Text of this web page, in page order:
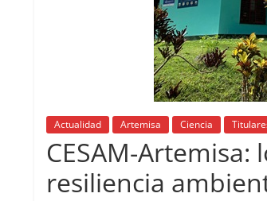
Actualidad Artemisa Ciencia
CESAM-
resiliencia